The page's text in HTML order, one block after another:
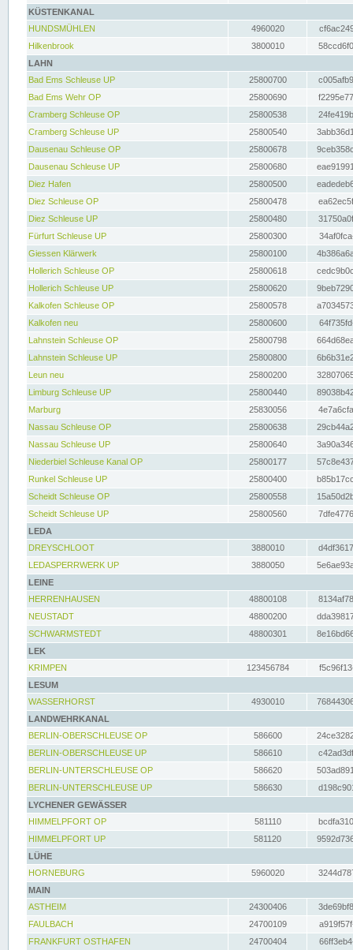
KÜSTENKANAL
HUNDSMÜHLEN
4960020
Hilkenbrook
3800010
LAHN
Bad Ems Schleuse UP
25800700
Bad Ems Wehr OP
25800690
Cramberg Schleuse OP
25800538
Cramberg Schleuse UP
25800540
Dausenau Schleuse OP
25800678
Dausenau Schleuse UP
25800680
Diez Hafen
25800500
Diez Schleuse OP
25800478
Diez Schleuse UP
25800480
Fürfurt Schleuse UP
25800300
Giessen Klärwerk
25800100
Hollerich Schleuse OP
25800618
Hollerich Schleuse UP
25800620
Kalkofen Schleuse OP
25800578
Kalkofen neu
25800600
Lahnstein Schleuse OP
25800798
Lahnstein Schleuse UP
25800800
Leun neu
25800200
Limburg Schleuse UP
25800440
Marburg
25830056
Nassau Schleuse OP
25800638
Nassau Schleuse UP
25800640
Niederbiel Schleuse Kanal OP
25800177
Runkel Schleuse UP
25800400
Scheidt Schleuse OP
25800558
Scheidt Schleuse UP
25800560
LEDA
DREYSCHLOOT
3880010
LEDASPERRWERK UP
3880050
LEINE
HERRENHAUSEN
48800108
NEUSTADT
48800200
SCHWARMSTEDT
48800301
LEK
KRIMPEN
123456784
LESUM
WASSERHORST
4930010
LANDWEHRKANAL
BERLIN-OBERSCHLEUSE OP
586600
BERLIN-OBERSCHLEUSE UP
586610
BERLIN-UNTERSCHLEUSE OP
586620
BERLIN-UNTERSCHLEUSE UP
586630
LYCHENER GEWÄSSER
HIMMELPFORT OP
581110
HIMMELPFORT UP
581120
LÜHE
HORNEBURG
5960020
MAIN
ASTHEIM
24300406
FAULBACH
24700109
FRANKFURT OSTHAFEN
24700404